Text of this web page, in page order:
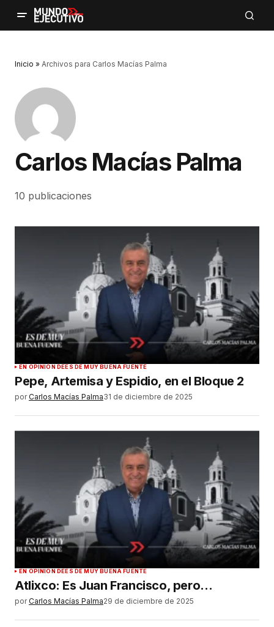
Inicio » Archivos para Carlos Macías Palma
Carlos Macías Palma
10 publicaciones
EN OPINIÓN DEES DE MUY BUENA FUENTE
Pepe, Artemisa y Espidio, en el Bloque 2
por Carlos Macías Palma31 de diciembre de 2025
EN OPINIÓN DEES DE MUY BUENA FUENTE
Atlixco: Es Juan Francisco, pero…
por Carlos Macías Palma29 de diciembre de 2025